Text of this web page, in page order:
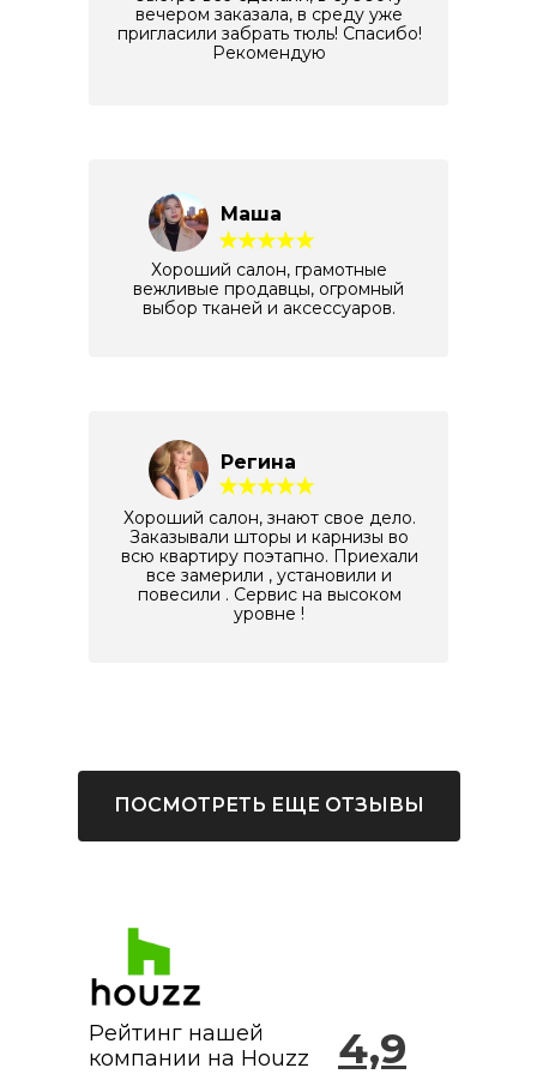
вечером заказала, в среду уже
пригласили забрать тюль! Спасибо!
Рекомендую
Хороший салон, знают свое дело.
Заказывали шторы и карнизы во
всю квартиру поэтапно. Приехали
все замерили , установили и
повесили . Сервис на высоком
уровне !
Регина
Хороший салон, грамотные
вежливые продавцы, огромный
выбор тканей и аксессуаров.
Маша
ПОСМОТРЕТЬ ЕЩЕ ОТЗЫВЫ
Нам понравилось, рекомендую !
Большое спасибо салону "Стильные
Рейтинг нашей
компании на Houzz
4,9